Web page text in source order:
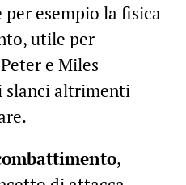
esempio la fisica
utile per
e Miles
altrimenti
,